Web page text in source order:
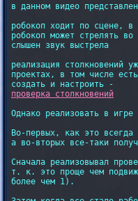
в данном видео
робокоп ходит по сцене, в
робокоп может стрелять
слышен звук выстрела
реализация столкновений
проектах, в том числе
проверка столкновений
Однако реализовать в
Во-первых, как это всегда
а во-вторых все-таки
Сначала реализовывал
т. к. это проще чем
более чем 1).